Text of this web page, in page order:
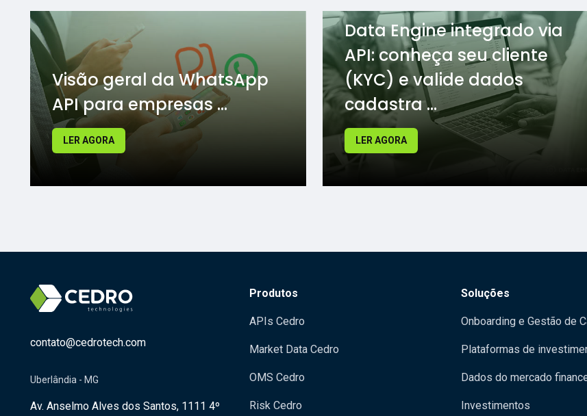
Visão geral da WhatsApp
API para empresas ...
LER AGORA
Data Engine integrado via
API: conheça seu cliente
(KYC) e valide dados
cadastra ...
LER AGORA
contato@cedrotech.com
Uberlândia - MG
Av. Anselmo Alves dos Santos, 1111 4º
Produtos
APIs Cedro
Market Data Cedro
OMS Cedro
Risk Cedro
Soluções
Onboarding e Gestão de
Plataformas de
Dados do mercado
Investimentos